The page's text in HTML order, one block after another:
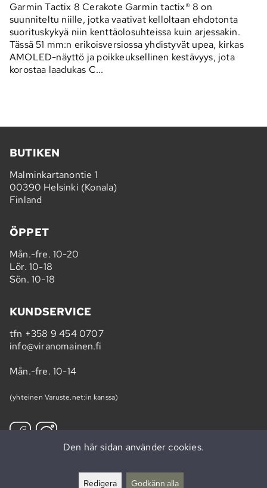
Garmin Tactix 8 Cerakote Garmin tactix® 8 on
suunniteltu niille, jotka vaativat kelloltaan ehdotonta
suorituskykyä niin kenttäolosuhteissa kuin arjessakin.
Tässä 51 mm:n erikoisversiossa yhdistyvät upea, kirkas
AMOLED-näyttö ja poikkeuksellinen kestävyys, jota
korostaa laadukas C...
BUTIKEN
Malminkartanontie 1
00390 Helsinki (Konala)
Finland
ÖPPET
Mån.-fre. 10-20
Lör. 10-18
Sön. 10-18
KUNDSERVICE
tfn +358 9 454 0707
info@viranomainen.fi
Mån.-fre. 10-14
(yhteinen Varuste.net:in kanssa)
Prenumerera på vårt nyhetsbrev »
Den här sidan använder cookies.
Redigera Godkänn alla